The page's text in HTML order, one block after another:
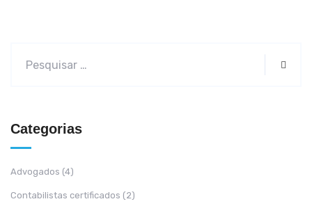
Categorias
Advogados (4)
Contabilistas certificados (2)